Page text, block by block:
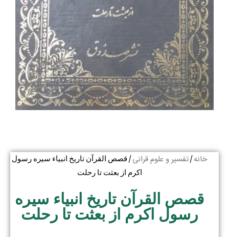
خانه/ تفسیر و علوم قرانی/ قصص القرآن تاریخ انبیاء سیره رسول
اکرم از بعثت تا رحلت
قصص القرآن تاریخ انبیاء سیره
رسول اکرم از بعثت تا رحلت